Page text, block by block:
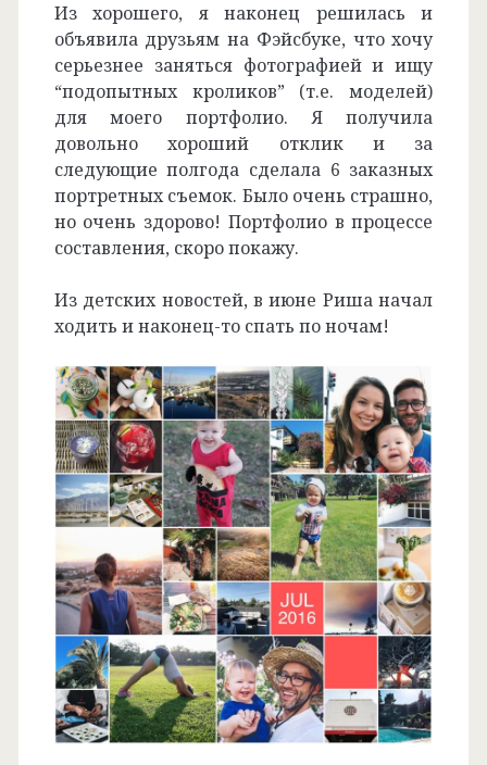
Из хорошего, я наконец решилась и
объявила друзьям на Фэйсбуке, что хочу
серьезнее заняться фотографией и ищу
“подопытных кроликов” (т.е. моделей)
для моего портфолио. Я получила
довольно хороший отклик и за
следующие полгода сделала 6 заказных
портретных съемок. Было очень страшно,
но очень здорово! Портфолио в процессе
составления, скоро покажу.
Из детских новостей, в июне Риша начал
ходить и наконец-то спать по ночам!